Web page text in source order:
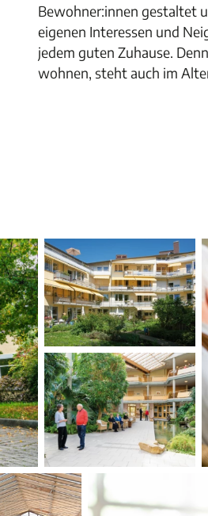
Bewohner:innen gestaltet
eigenen Interessen und
jedem guten Zuhause.
wohnen, steht auch im